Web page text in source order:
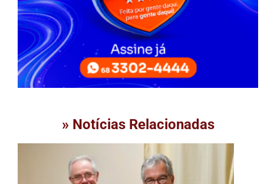
» Notícias Relacionadas